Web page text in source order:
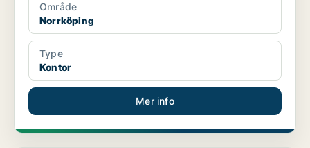
Område
Norrköping
Type
Kontor
Mer info